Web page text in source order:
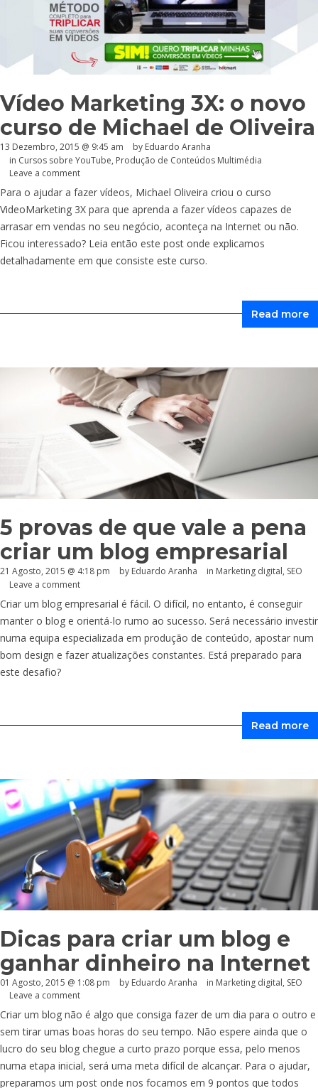
Vídeo Marketing 3X: o novo
curso de Michael de Oliveira
13 Dezembro, 2015 @ 9:45 am by Eduardo Aranha
in Cursos sobre YouTube, Produção de Conteúdos Multimédia
Leave a comment
Para o ajudar a fazer vídeos, Michael Oliveira criou o curso
VideoMarketing 3X para que aprenda a fazer vídeos capazes de
arrasar em vendas no seu negócio, aconteça na Internet ou não.
Ficou interessado? Leia então este post onde explicamos
detalhadamente em que consiste este curso.
Read more
5 provas de que vale a pena
criar um blog empresarial
21 Agosto, 2015 @ 4:18 pm by Eduardo Aranha in Marketing digital, SEO
Leave a comment
Criar um blog empresarial é fácil. O difícil, no entanto, é conseguir
manter o blog e orientá-lo rumo ao sucesso. Será necessário investir
numa equipa especializada em produção de conteúdo, apostar num
bom design e fazer atualizações constantes. Está preparado para
este desafio?
Read more
Dicas para criar um blog e
ganhar dinheiro na Internet
01 Agosto, 2015 @ 1:08 pm by Eduardo Aranha in Marketing digital, SEO
Leave a comment
Criar um blog não é algo que consiga fazer de um dia para o outro e
sem tirar umas boas horas do seu tempo. Não espere ainda que o
lucro do seu blog chegue a curto prazo porque essa, pelo menos
numa etapa inicial, será uma meta difícil de alcançar. Para o ajudar,
preparamos um post onde nos focamos em 9 pontos que todos